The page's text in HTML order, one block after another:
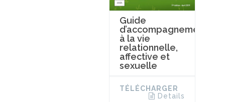
Guide
d’accompagnement
à la vie
relationnelle,
affective et
sexuelle
TÉLÉCHARGER
Details